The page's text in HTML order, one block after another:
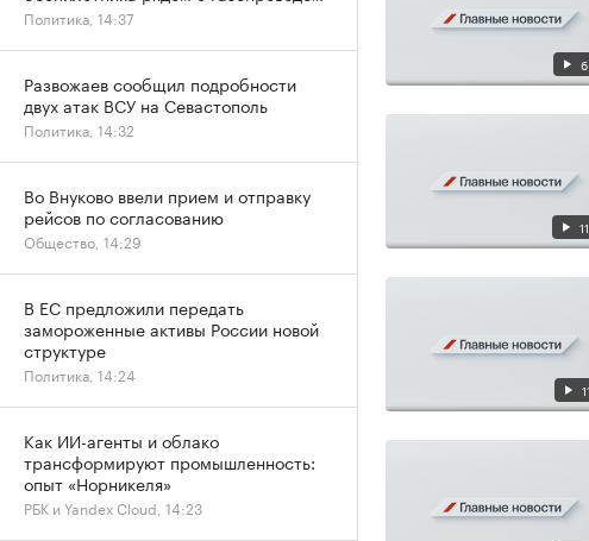
Политика, 14:37
Развожаев сообщил подробности
двух атак ВСУ на Севастополь
Политика, 14:32
Во Внуково ввели прием и отправку
рейсов по согласованию
Общество, 14:29
В ЕС предложили передать
замороженные активы России новой
структуре
Политика, 14:24
Как ИИ-агенты и облако
трансформируют промышленность:
опыт «Норникеля»
РБК и Yandex Cloud, 14:23